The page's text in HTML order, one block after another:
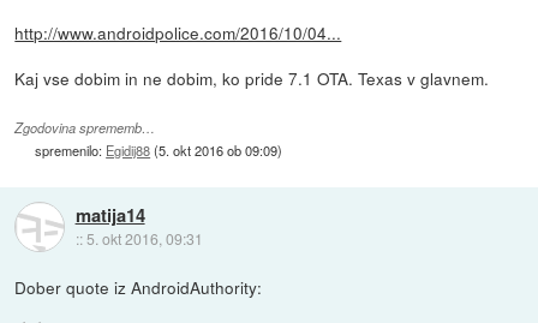
http://www.androidpolice.com/2016/10/04...
Kaj vse dobim in ne dobim, ko pride 7.1 OTA. Texas v glavnem.
Zgodovina sprememb…
spremenilo: Egidij88(5. okt 2016 ob 09:09)
matija14
:: 5. okt 2016, 09:31
Dober quote iz AndroidAuthority: